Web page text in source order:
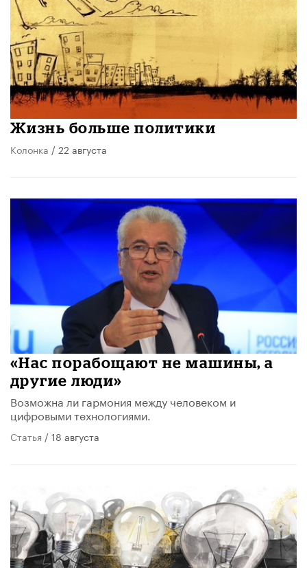
Жизнь больше политики
Колонка / 22 августа
«Нас порабощают не машины, а
другие люди»
Возможна ли гармония между человеком и
цифровыми технологиями.
Статья / 18 августа